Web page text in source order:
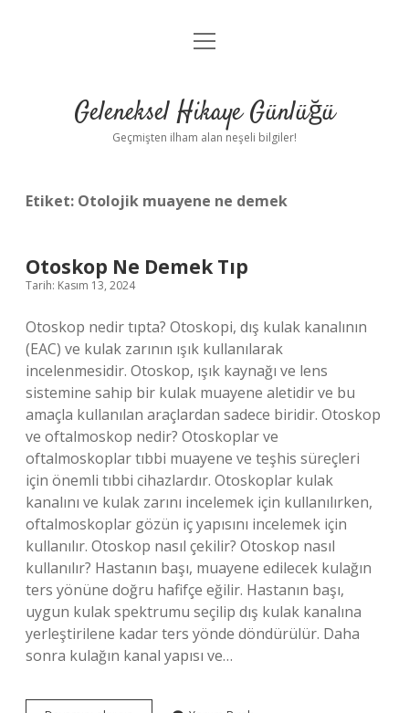
Anasayfa
Yasal Uyarı
menüyü
Geleneksel Hikaye Günlüğü
Geçmişten ilham alan neşeli bilgiler!
Etiket: Otolojik muayene ne demek
Otoskop Ne Demek Tıp
Tarih: Kasım 13, 2024
Otoskop nedir tıpta? Otoskopi, dış kulak kanalının
(EAC) ve kulak zarının ışık kullanılarak
incelenmesidir. Otoskop, ışık kaynağı ve lens
sistemine sahip bir kulak muayene aletidir ve bu
amaçla kullanılan araçlardan sadece biridir. Otoskop
ve oftalmoskop nedir? Otoskoplar ve
oftalmoskoplar tıbbi muayene ve teşhis süreçleri
için önemli tıbbi cihazlardır. Otoskoplar kulak
kanalını ve kulak zarını incelemek için kullanılırken,
oftalmoskoplar gözün iç yapısını incelemek için
kullanılır. Otoskop nasıl çekilir? Otoskop nasıl
kullanılır? Hastanın başı, muayene edilecek kulağın
ters yönüne doğru hafifçe eğilir. Hastanın başı,
uygun kulak spektrumu seçilip dış kulak kanalına
yerleştirilene kadar ters yönde döndürülür. Daha
sonra kulağın kanal yapısı ve…